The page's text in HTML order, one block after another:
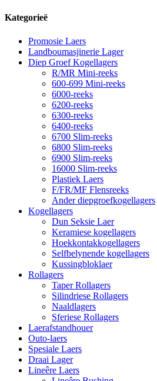
Kategorieë
Promosie Laers
Landboumasjinerie Lager
Diep Groef Kogellagers
R/MR Mini-reeks
600-699 Mini-reeks
6000-reeks
6200-reeks
6300-reeks
6400-reeks
6700 Slim-reeks
6800 Slim-reeks
6900 Slim-reeks
16000 Slim-reeks
Plastiek Laers
F/FR/MF Flensreeks
Ander diepgroefkogellagers
Kogellagers
Dun Seksie Laer
Keramiese kogellagers
Hoekkontakkogellagers
Selfbelynende kogellagers
Kussingbloklaer
Rollagers
Taper Rollagers
Silindriese Rollagers
Naaldlagers
Sferiese Rollagers
Laerafstandhouer
Outo-laers
Spesiale Laers
Draai Lager
Lineêre Laers